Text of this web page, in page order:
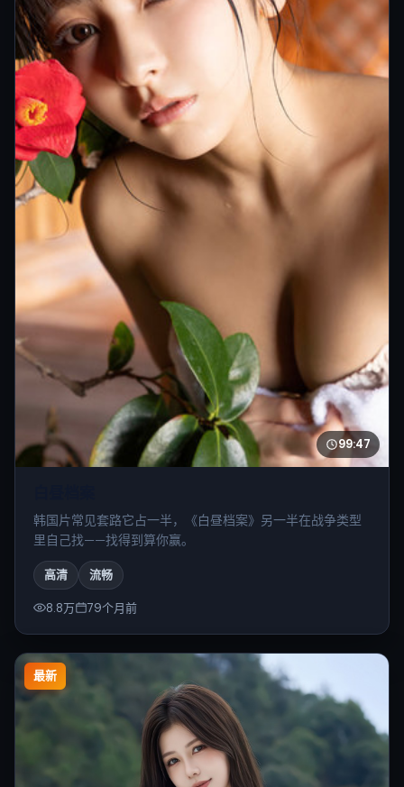
99:47
韩国片常见套路它占一半，《白昼档案》另一半在战争类型
里自己找——找得到算你赢。
高清 流畅
8.8万 79个月前
最新